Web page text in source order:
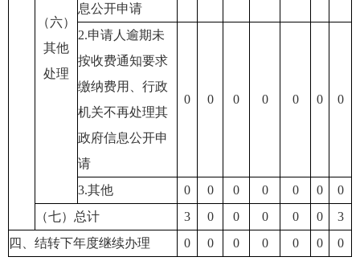
（六）
其他
处理
息公开申请
2.申请人逾期未
按收费通知要求
缴纳费用、行政
机关不再处理其
政府信息公开申
请
0 0 0 0 0 0 0
3.其他 0 0 0 0 0 0
0
（七）总计
3 0 0 0 0 0
3
四、结转下年度继续办理
0 0 0 0 0 0
0